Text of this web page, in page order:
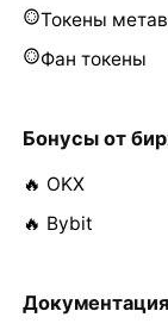
Токены
Фан токены
Бонусы от
🔥 OKX
🔥 Bybit
Документация